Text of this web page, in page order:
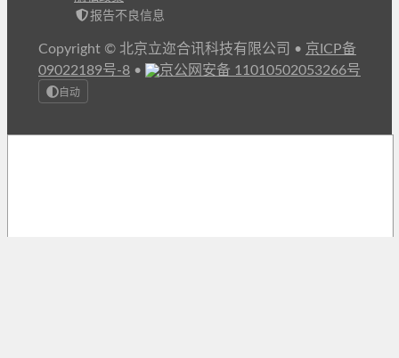
报告不良信息
Copyright © 北京立迩合讯科技有限公司 • 京ICP备
09022189号-8 • 京公网安备 11010502053266号
自动